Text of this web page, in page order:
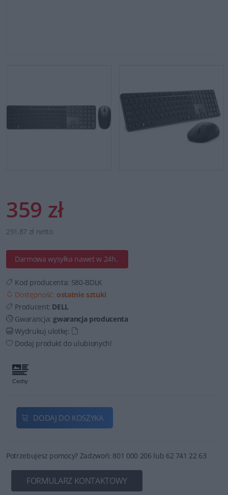
359 zł
291,87 zł netto
Darmowa wysyłka nawet w 24h.
Kod producenta: 580-BDLK
Dostępność: ostatnie sztuki
Producent: DELL
Gwarancja: gwarancja producenta
Wydrukuj ulotkę:
Dodaj produkt do ulubionych!
DODAJ DO KOSZYKA
Potrzebujesz pomocy? Zadzwoń: 801 000 206 lub 62 741 22 63
FORMULARZ KONTAKTOWY